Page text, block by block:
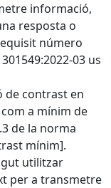
informació,
resposta o
número
03 us
de contrast en
a mínim de
de la norma
mínim].
utilitzar
per a transmetre